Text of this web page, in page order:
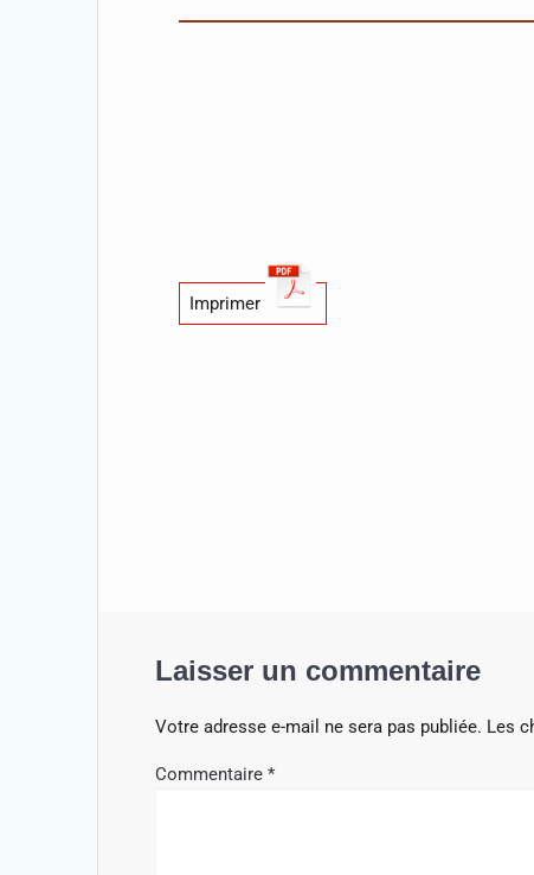
Imprimer
Laisser un commentaire
Votre adresse e-mail ne sera pas publiée. Les
Commentaire*